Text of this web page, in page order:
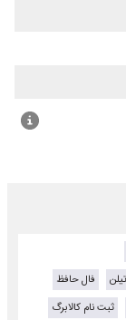
فال حافظ
ثبت نام کالابرگ